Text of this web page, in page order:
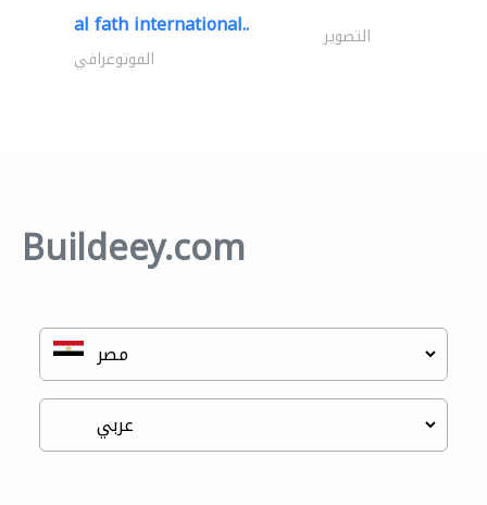
al fath international.. التصوير
الفوتوغرافي
Buildeey.com